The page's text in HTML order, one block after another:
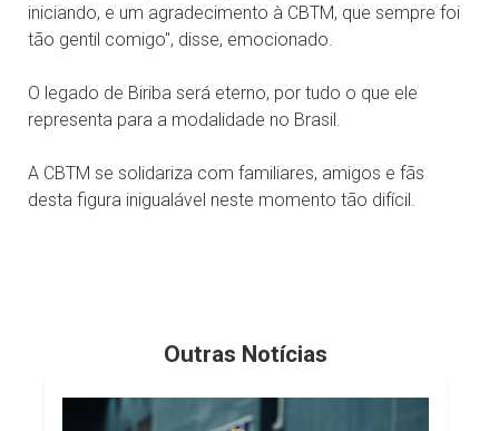
iniciando, e um agradecimento à CBTM, que sempre foi
tão gentil comigo", disse, emocionado.
O legado de Biriba será eterno, por tudo o que ele
representa para a modalidade no Brasil.
A CBTM se solidariza com familiares, amigos e fãs
desta figura inigualável neste momento tão difícil.
Outras Notícias